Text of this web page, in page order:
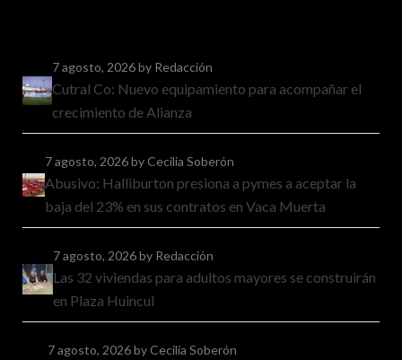
7 agosto, 2026by Redacción
Cutral Co: Nuevo equipamiento para acompañar el
crecimiento de Alianza
7 agosto, 2026by Cecilia Soberón
Abusivo: Halliburton presiona a pymes a aceptar la
baja del 23% en sus contratos en Vaca Muerta
7 agosto, 2026by Redacción
Las 32 viviendas para adultos mayores se construirán
en Plaza Huincul
7 agosto, 2026by Cecilia Soberón